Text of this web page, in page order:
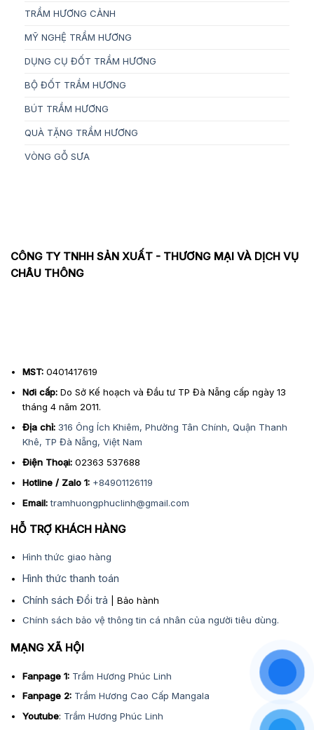
TRẦM HƯƠNG CẢNH
MỸ NGHỆ TRẦM HƯƠNG
DỤNG CỤ ĐỐT TRẦM HƯƠNG
BỘ ĐỐT TRẦM HƯƠNG
BÚT TRẦM HƯƠNG
QUÀ TẶNG TRẦM HƯƠNG
VÒNG GỖ SƯA
CÔNG TY TNHH SẢN XUẤT - THƯƠNG MẠI VÀ DỊCH VỤ
CHÂU THÔNG
MST: 0401417619
Nơi cấp:Do Sở Kế hoạch và Đầu tư TP Đà Nẵng cấp ngày 13
tháng 4 năm 2011.
Địa chỉ: 316 Ông Ích Khiêm, Phường Tân Chính, Quận Thanh
Khê, TP Đà Nẵng, Việt Nam
Điện Thoại:02363 537688
Hotline / Zalo 1: +84901126119
Email: tramhuongphuclinh@gmail.com
HỖ TRỢ KHÁCH HÀNG
Hình thức giao hàng
Hình thức thanh toán
Chính sách Đổi trả | Bảo hành
Chính sách bảo vệ thông tin cá nhân của người tiêu dùng.
MẠNG XÃ HỘI
Fanpage 1: Trầm Hương Phúc Linh
Fanpage 2: Trầm Hương Cao Cấp Mangala
Youtube: Trầm Hương Phúc Linh